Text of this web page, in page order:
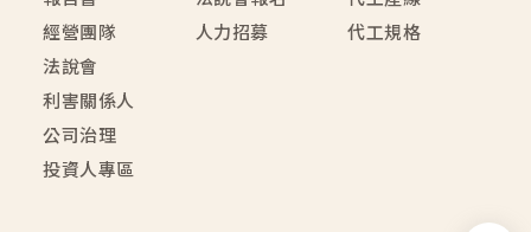
經營團隊
法說會
利害關係人
公司治理
投資人專區
人力招募
代工規格